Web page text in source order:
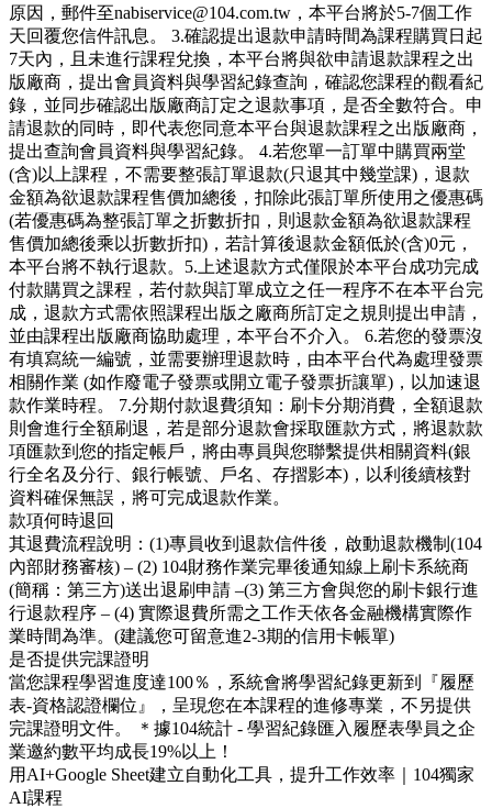
原因，郵件至nabiservice@104.com.tw，本平台將於5-7個工作
天回覆您信件訊息。 3.確認提出退款申請時間為課程購買日起
7天內，且未進行課程兌換，本平台將與欲申請退款課程之出
版廠商，提出會員資料與學習紀錄查詢，確認您課程的觀看紀
錄，並同步確認出版廠商訂定之退款事項，是否全數符合。申
請退款的同時，即代表您同意本平台與退款課程之出版廠商，
提出查詢會員資料與學習紀錄。 4.若您單一訂單中購買兩堂
(含)以上課程，不需要整張訂單退款(只退其中幾堂課)，退款
金額為欲退款課程售價加總後，扣除此張訂單所使用之優惠碼
(若優惠碼為整張訂單之折數折扣，則退款金額為欲退款課程
售價加總後乘以折數折扣)，若計算後退款金額低於(含)0元，
本平台將不執行退款。5.上述退款方式僅限於本平台成功完成
付款購買之課程，若付款與訂單成立之任一程序不在本平台完
成，退款方式需依照課程出版之廠商所訂定之規則提出申請，
並由課程出版廠商協助處理，本平台不介入。 6.若您的發票沒
有填寫統一編號，並需要辦理退款時，由本平台代為處理發票
相關作業 (如作廢電子發票或開立電子發票折讓單)，以加速退
款作業時程。 7.分期付款退費須知：刷卡分期消費，全額退款
則會進行全額刷退，若是部分退款會採取匯款方式，將退款款
項匯款到您的指定帳戶，將由專員與您聯繫提供相關資料(銀
行全名及分行、銀行帳號、戶名、存摺影本)，以利後續核對
資料確保無誤，將可完成退款作業。
款項何時退回
其退費流程說明：(1)專員收到退款信件後，啟動退款機制(104
內部財務審核) – (2) 104財務作業完畢後通知線上刷卡系統商
(簡稱：第三方)送出退刷申請 –(3) 第三方會與您的刷卡銀行進
行退款程序 – (4) 實際退費所需之工作天依各金融機構實際作
業時間為準。(建議您可留意進2-3期的信用卡帳單)
是否提供完課證明
當您課程學習進度達100％，系統會將學習紀錄更新到『履歷
表-資格認證欄位』，呈現您在本課程的進修專業，不另提供
完課證明文件。 ＊據104統計 - 學習紀錄匯入履歷表學員之企
業邀約數平均成長19%以上！
用AI+Google Sheet建立自動化工具，提升工作效率｜104獨家
AI課程